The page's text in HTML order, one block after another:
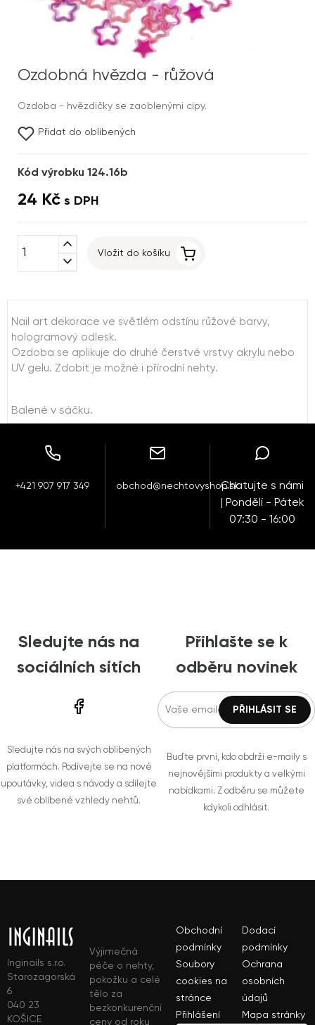
Ozdobná hvězda - růžová
Ozdoba - hvězdičky se zaoblenými cípy.
Přidat do oblíbených
Kód výrobku 124.16b
24 Kč s DPH
expand_less
expand_more
Vložit do košíku
Nail art dekorace ve světlém odstínu růžové barvy,
hologramový odlesk.
Ozdoba se aplikuje do druhé čerstvé vrstvy akrylu nebo
UV gelu. Zdobit je možné i přírodní nehty.
Balené v sáčku.
+421 907 917 349 obchod@nechtovyshop.skChatujte s námi
| Pondělí - Pátek
07:30 - 16:00
Sledujte nás na
sociálních sítích
Sledujte nás na svých oblíbených
platformách. Podívejte se na nové
upoutávky, videa s návody a sdílejte
své oblíbené vzhledy nehtů.
Přihlašte se k
odběru novinek
Buďte první, kdo obdrží e-maily s
nejnovějšími produkty a velkými
nabídkami. Z odběru se můžete
kdykoli odhlásit.
Inginails s.r.o.
Starozagorská
6
040 23
KOŠICE
Výjimečná
péče o nehty,
pokožku a celé
tělo za
bezkonkurenční
ceny od roku
Obchodní
podmínky
Dodací
podmínky
Soubory
cookies na
stránce
Ochrana
osobních
údajů
Přihlášení
Mapa stránky